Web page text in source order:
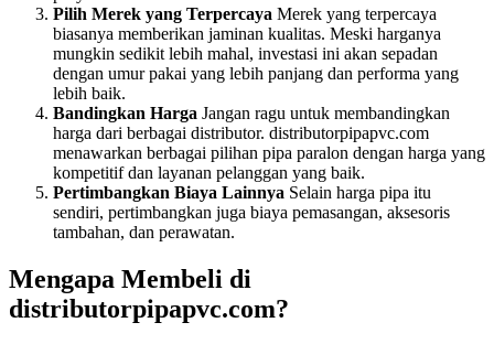
Pilih Merek yang Terpercaya Merek yang terpercaya
biasanya memberikan jaminan kualitas. Meski harganya
mungkin sedikit lebih mahal, investasi ini akan sepadan
dengan umur pakai yang lebih panjang dan performa yang
lebih baik.
Bandingkan Harga Jangan ragu untuk membandingkan
harga dari berbagai distributor. distributorpipapvc.com
menawarkan berbagai pilihan pipa paralon dengan harga yang
kompetitif dan layanan pelanggan yang baik.
Pertimbangkan Biaya Lainnya Selain harga pipa itu
sendiri, pertimbangkan juga biaya pemasangan, aksesoris
tambahan, dan perawatan.
Mengapa Membeli di
distributorpipapvc.com?